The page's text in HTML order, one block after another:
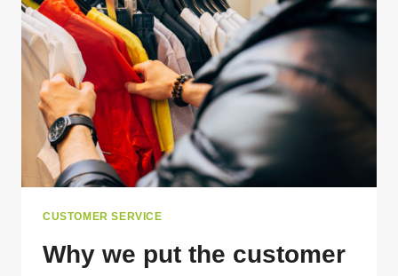
CUSTOMER SERVICE
Why we put the customer